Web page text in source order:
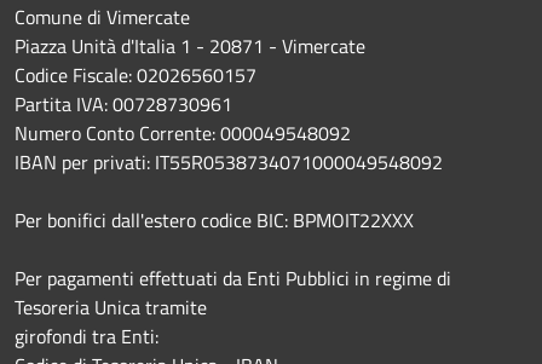
Comune di Vimercate
Piazza Unità d'Italia 1 - 20871 - Vimercate
Codice Fiscale: 02026560157
Partita IVA: 00728730961
Numero Conto Corrente: 000049548092
IBAN per privati: IT55R0538734071000049548092
Per bonifici dall'estero codice BIC: BPMOIT22XXX
Per pagamenti effettuati da Enti Pubblici in regime di
Tesoreria Unica tramite
girofondi tra Enti: